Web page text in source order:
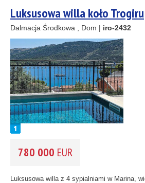
33
10
Restauracja
ODLEGŁOŚĆ OD MORZA DO(m)
REJON(możesz wybrać więcej opcji)
Istria (3)
Kvarner (8)
Dalmacja Południowa
CENA(wybierz zakres)
Luksusowa willa koło Trogiru
Dalmacja Środkowa , Dom | iro-2432
780 000 EUR
Luksusowa willa z 4 sypialniami w Marina,